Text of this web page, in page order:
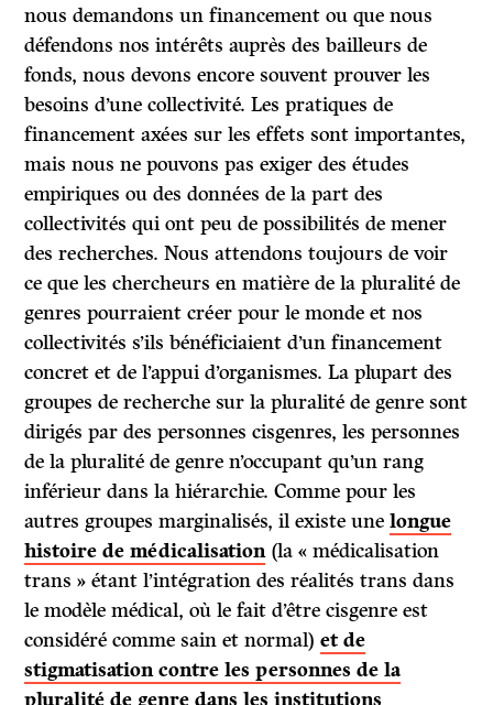
nous demandons un financement ou que nous
défendons nos intérêts auprès des bailleurs de
fonds, nous devons encore souvent prouver les
besoins d’une collectivité. Les pratiques de
financement axées sur les effets sont importantes,
mais nous ne pouvons pas exiger des études
empiriques ou des données de la part des
collectivités qui ont peu de possibilités de mener
des recherches. Nous attendons toujours de voir
ce que les chercheurs en matière de la pluralité de
genres pourraient créer pour le monde et nos
collectivités s’ils bénéficiaient d’un financement
concret et de l’appui d’organismes. La plupart des
groupes de recherche sur la pluralité de genre sont
dirigés par des personnes cisgenres, les personnes
de la pluralité de genre n’occupant qu’un rang
inférieur dans la hiérarchie. Comme pour les
autres groupes marginalisés, il existe unelongue
histoire de médicalisation(la « médicalisation
trans » étant l’intégration des réalités trans dans
le modèle médical, où le fait d’être cisgenre est
considéré comme sain et normal)et de
stigmatisation contre les personnes dela
pluralité de genre dans les institutions